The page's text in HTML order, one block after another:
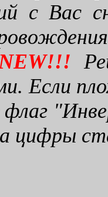
с Вас
Если
цифры